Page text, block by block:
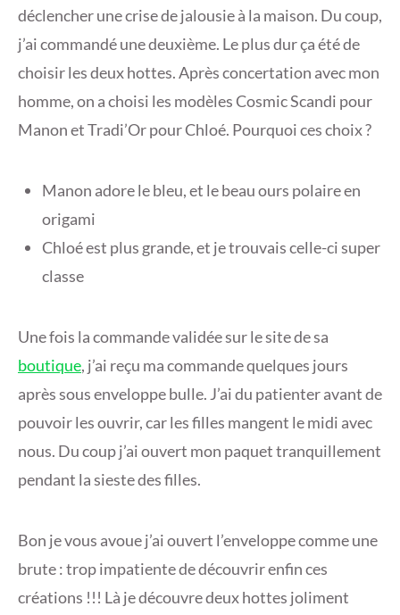
déclencher une crise de jalousie à la maison. Du coup,
j’ai commandé une deuxième. Le plus dur ça été de
choisir les deux hottes. Après concertation avec mon
homme, on a choisi les modèles Cosmic Scandi pour
Manon et Tradi’Or pour Chloé. Pourquoi ces choix ?
Manon adore le bleu, et le beau ours polaire en
origami
Chloé est plus grande, et je trouvais celle-ci super
classe
Une fois la commande validée sur le site de sa
boutique, j’ai reçu ma commande quelques jours
après sous enveloppe bulle. J’ai du patienter avant de
pouvoir les ouvrir, car les filles mangent le midi avec
nous. Du coup j’ai ouvert mon paquet tranquillement
pendant la sieste des filles.
Bon je vous avoue j’ai ouvert l’enveloppe comme une
brute : trop impatiente de découvrir enfin ces
créations !!! Là je découvre deux hottes joliment